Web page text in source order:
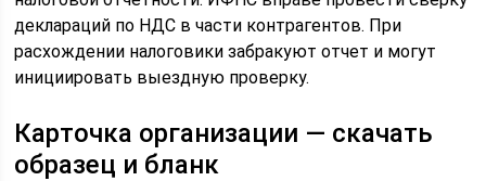
деклараций по НДС в части контрагентов. При
расхождении налоговики забракуют отчет и могут
инициировать выездную проверку.
Карточка организации — скачать
образец и бланк